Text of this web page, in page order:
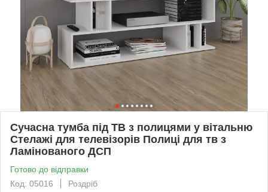
Сучасна тумба під ТВ з полицями у вітальню
Стелажі для телевізорів Полиці для тв з
Ламінованого ДСП
Готово до відправки
Код: 05016
Роздріб